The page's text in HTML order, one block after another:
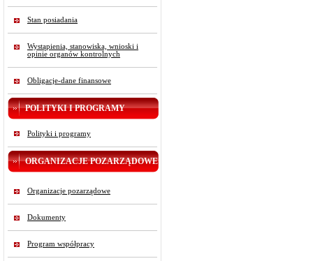
Stan posiadania
Wystąpienia, stanowiska, wnioski i
opinie organów kontrolnych
Obligacje-dane finansowe
POLITYKI I PROGRAMY
Polityki i programy
ORGANIZACJE POZARZĄDOWE
Organizacje pozarządowe
Dokumenty
Program współpracy